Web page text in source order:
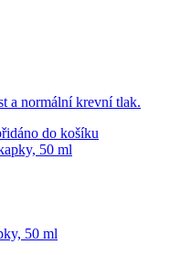
a normální krevní tlak.
do košíku
50 ml